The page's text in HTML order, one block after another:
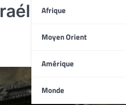
Afrique
Moyen Orient
Amérique
Monde
coûte la